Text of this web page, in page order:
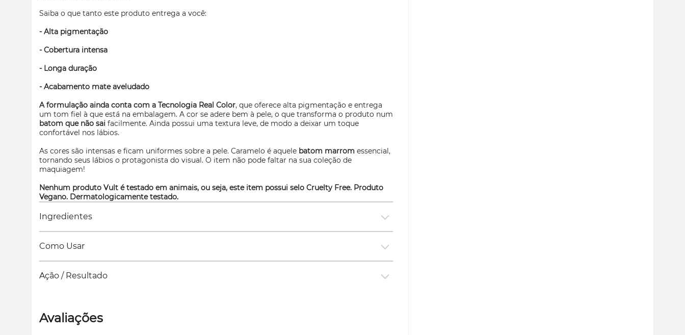
Saiba o que tanto este produto entrega a você:
- Alta pigmentação
- Cobertura intensa
- Longa duração
- Acabamento mate aveludado
A formulação ainda conta com a Tecnologia Real Color, que oferece alta pigmentação e entrega
um tom fiel à que está na embalagem. A cor se adere bem à pele, o que transforma o produto num
batom que não sai facilmente. Ainda possui uma textura leve, de modo a deixar um toque
confortável nos lábios.
As cores são intensas e ficam uniformes sobre a pele. Caramelo é aquele batom marrom essencial,
tornando seus lábios o protagonista do visual. O item não pode faltar na sua coleção de
maquiagem!
Nenhum produto Vult é testado em animais, ou seja, este item possui selo Cruelty Free. Produto
Vegano. Dermatologicamente testado.
Ingredientes
Como Usar
Ação / Resultado
Avaliações